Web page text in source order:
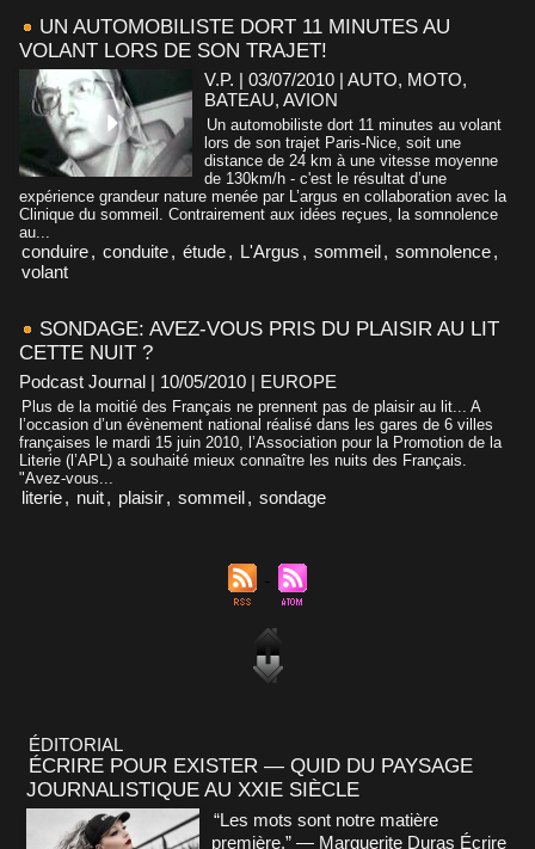
UN AUTOMOBILISTE DORT 11 MINUTES AU
VOLANT LORS DE SON TRAJET!
V.P. | 03/07/2010 | AUTO, MOTO,
BATEAU, AVION
Un automobiliste dort 11 minutes au volant
lors de son trajet Paris-Nice, soit une
distance de 24 km à une vitesse moyenne
de 130km/h - c'est le résultat d’une
expérience grandeur nature menée par L’argus en collaboration avec la
Clinique du sommeil. Contrairement aux idées reçues, la somnolence
au...
conduire, conduite, étude, L'Argus , sommeil, somnolence,
volant
SONDAGE: AVEZ-VOUS PRIS DU PLAISIR AU LIT
CETTE NUIT ?
Podcast Journal | 10/05/2010 | EUROPE
Plus de la moitié des Français ne prennent pas de plaisir au lit... A
l’occasion d’un évènement national réalisé dans les gares de 6 villes
françaises le mardi 15 juin 2010, l’Association pour la Promotion de la
Literie (l’APL) a souhaité mieux connaître les nuits des Français.
"Avez-vous...
literie, nuit, plaisir, sommeil, sondage
ÉDITORIAL
ÉCRIRE POUR EXISTER — QUID DU PAYSAGE
JOURNALISTIQUE AU XXIE SIÈCLE
“Les mots sont notre matière
première.” — Marguerite Duras Écrire